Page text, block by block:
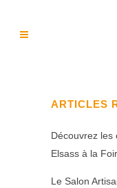
ARTICLES
Découvrez les
Elsass à la
Le Salon